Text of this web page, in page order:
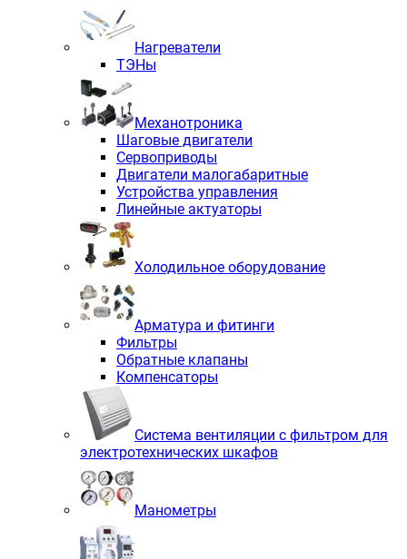
Нагреватели
ТЭНы
Механотроника
Шаговые двигатели
Сервоприводы
Двигатели малогабаритные
Устройства управления
Линейные актуаторы
Холодильное оборудование
Арматура и фитинги
Фильтры
Обратные клапаны
Компенсаторы
Система вентиляции с фильтром для
электротехнических шкафов
Манометры